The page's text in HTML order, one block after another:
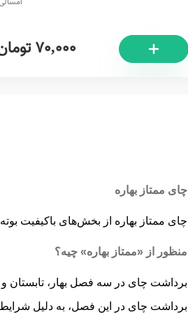
70,000
چای ممتاز بهاره
چای ممتاز بهاره از بخش‌های باکیفیت
منظور از «ممتاز بهاره» چیه؟
برداشت چای در سه فصل بهار، تابستان و
برداشت چای در این فصل، به دلیل